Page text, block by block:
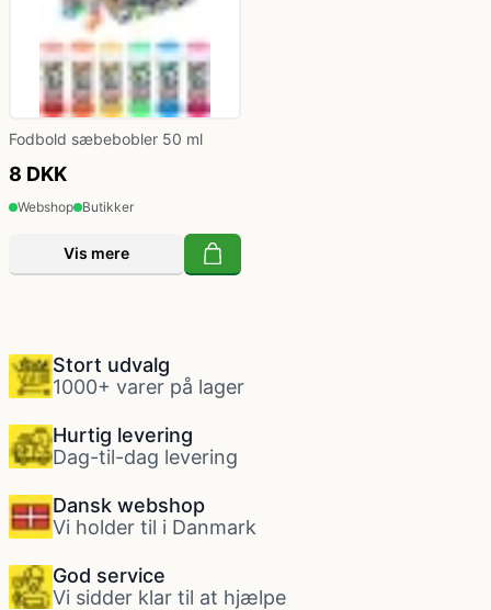
Fodbold sæbebobler 50 ml
8 DKK
Webshop Butikker
Vis mere
Stort udvalg
1000+ varer på lager
Hurtig levering
Dag-til-dag levering
Dansk webshop
Vi holder til i Danmark
God service
Vi sidder klar til at hjælpe